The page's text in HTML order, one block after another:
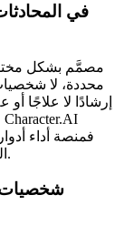
محددة، لا
فمنصة أداء
العامة بدلًا من الانطلاق من تصميم خاص بالإرشاد.